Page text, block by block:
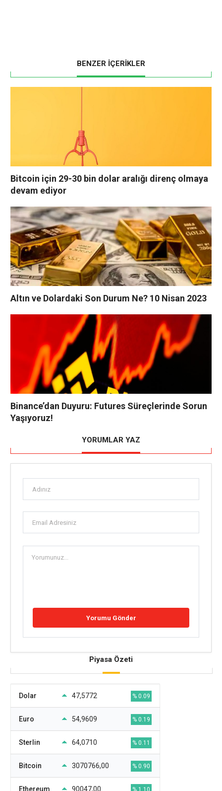
BENZER İÇERİKLER
Bitcoin için 29-30 bin dolar aralığı direnç olmaya
devam ediyor
Altın ve Dolardaki Son Durum Ne? 10 Nisan 2023
Binance’dan Duyuru: Futures Süreçlerinde Sorun
Yaşıyoruz!
YORUMLAR YAZ
Piyasa Özeti
Dolar 47,5772 % 0.09
Euro 54,9609 % 0.19
Sterlin 64,0710 % 0.11
Bitcoin 3070766,00 % 0.90
Ethereum 90047,00 % 1.10